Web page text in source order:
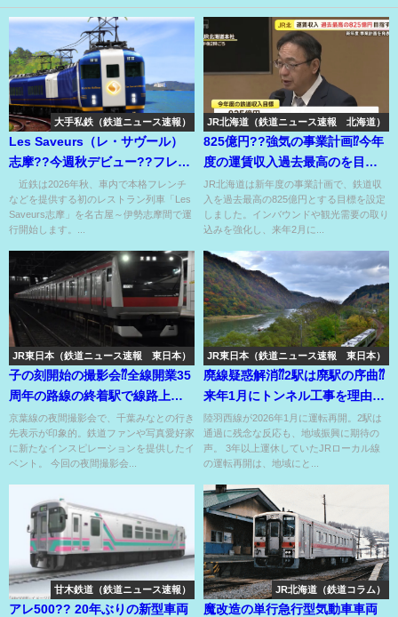
大手私鉄（鉄道ニュース速報）
Les Saveurs（レ・サヴール）
志摩??今週秋デビュー??フレン
チを列車内で楽しめる??
近鉄は2026年秋、車内で本格フレンチ
などを提供する初のレストラン列車「Les
Saveurs志摩」を名古屋～伊勢志摩間で運
行開始します。...
JR北海道（鉄道ニュース速報 北海道）
825億円??強気の事業計画⁉今年
度の運賃収入過去最高のを目指
すJR北海道⁉
JR北海道は新年度の事業計画で、鉄道収
入を過去最高の825億円とする目標を設定
しました。インバウンドや観光需要の取り
込みを強化し、来年2月に...
JR東日本（鉄道ニュース速報 東日本）
子の刻開始の撮影会⁇全線開業35
周年の路線の終着駅で線路上か
らの撮影もOK??
京葉線の夜間撮影会で、千葉みなとの行き
先表示が印象的。鉄道ファンや写真愛好家
に新たなインスピレーションを提供したイ
ベント。 今回の夜間撮影会...
JR東日本（鉄道ニュース速報 東日本）
廃線疑惑解消⁇2駅は廃駅の序曲⁇
来年1月にトンネル工事を理由に
運休のあの路線が復活⁇
陸羽西線が2026年1月に運転再開。2駅は
通過に残念な反応も、地域振興に期待の
声。 3年以上運休していたJRローカル線
の運転再開は、地域にと...
甘木鉄道（鉄道ニュース速報）
アレ500?? 20年ぶりの新型車両
JR北海道（鉄道コラム）
魔改造の単行急行型気動車車両